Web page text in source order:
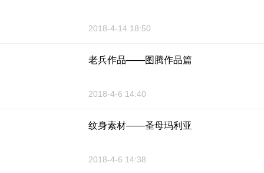
2018-4-14 18:50
老兵作品——图腾作品篇
2018-4-6 14:40
纹身素材——圣母玛利亚
2018-4-6 14:38